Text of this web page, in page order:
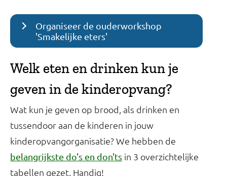
Organiseer de ouderworkshop
'Smakelijke eters'
Welk eten en drinken kun je
geven in de kinderopvang?
Wat kun je geven op brood, als drinken en
tussendoor aan de kinderen in jouw
kinderopvangorganisatie? We hebben de
belangrijkste do's en don'ts in 3 overzichtelijke
tabellen gezet. Handig!